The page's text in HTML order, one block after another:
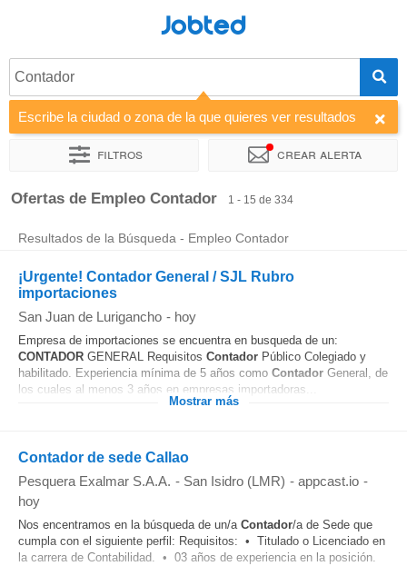
Jobted
Contador
Escribe la ciudad o zona de la que quieres ver resultados
Filtros Crear alerta
Ordenar por Empresa Agencia de empleo
Ofertas de Empleo Contador 1 - 15 de 334
Resultados de la Búsqueda - Empleo Contador
¡Urgente! Contador General / SJL Rubro
importaciones
San Juan de Lurigancho - hoy
Empresa de importaciones se encuentra en busqueda de un:
CONTADOR GENERAL Requisitos Contador Público Colegiado y
habilitado. Experiencia mínima de 5 años como Contador General, de
los cuales al menos 3 años en empresas importadoras...
Mostrar más
Contador de sede Callao
Pesquera Exalmar S.A.A. - San Isidro (LMR) - appcast.io -
hoy
Nos encentramos en la búsqueda de un/a Contador/a de Sede que
cumpla con el siguiente perfil: Requisitos: • Titulado o Licenciado en
la carrera de Contabilidad. • 03 años de experiencia en la posición.